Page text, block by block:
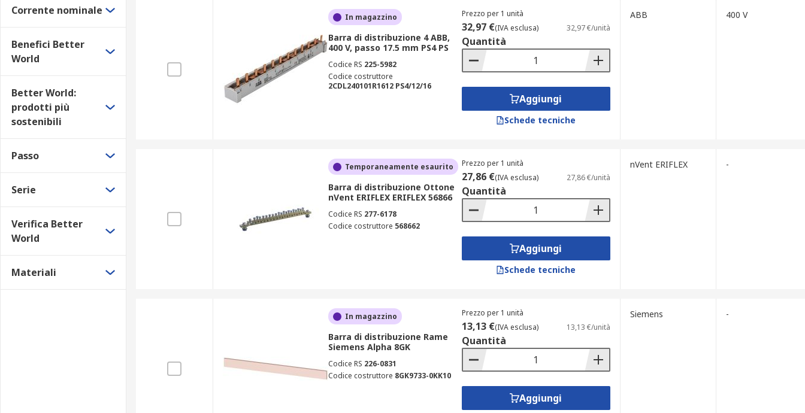
Corrente nominale
Benefici Better
World
Better World:
prodotti più
sostenibili
Passo
Serie
Verifica Better
World
Materiali
In magazzino
Barra di distribuzione 4 ABB,
400 V, passo 17.5 mm PS4 PS
Codice RS 225-5982
Codice costruttore
2CDL240101R1612 PS4/12/16
Prezzo per 1 unità
32,97 €(IVA esclusa) 32,97 €/unità
Quantità
Aggiungi
Schede tecniche
ABB 400 V
Temporaneamente esaurito
Barra di distribuzione Ottone
nVent ERIFLEX ERIFLEX 56866
Codice RS 277-6178
Codice costruttore 568662
Prezzo per 1 unità
27,86 €(IVA esclusa) 27,86 €/unità
Quantità
Aggiungi
Schede tecniche
nVent ERIFLEX -
In magazzino
Barra di distribuzione Rame
Siemens Alpha 8GK
Codice RS 226-0831
Codice costruttore 8GK9733-0KK10
Prezzo per 1 unità
13,13 €(IVA esclusa) 13,13 €/unità
Quantità
Aggiungi
Siemens -